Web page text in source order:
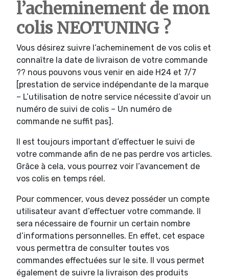
l’acheminement de mon
colis NEOTUNING ?
Vous désirez suivre l’acheminement de vos colis et
connaître la date de livraison de votre commande
?? nous pouvons vous venir en aide H24 et 7/7
[prestation de service indépendante de la marque
– L’utilisation de notre service nécessite d’avoir un
numéro de suivi de colis – Un numéro de
commande ne suffit pas].
Il est toujours important d’effectuer le suivi de
votre commande afin de ne pas perdre vos articles.
Grâce à cela, vous pourrez voir l’avancement de
vos colis en temps réel.
Pour commencer, vous devez posséder un compte
utilisateur avant d’effectuer votre commande. Il
sera nécessaire de fournir un certain nombre
d’informations personnelles. En effet, cet espace
vous permettra de consulter toutes vos
commandes effectuées sur le site. Il vous permet
également de suivre la livraison des produits